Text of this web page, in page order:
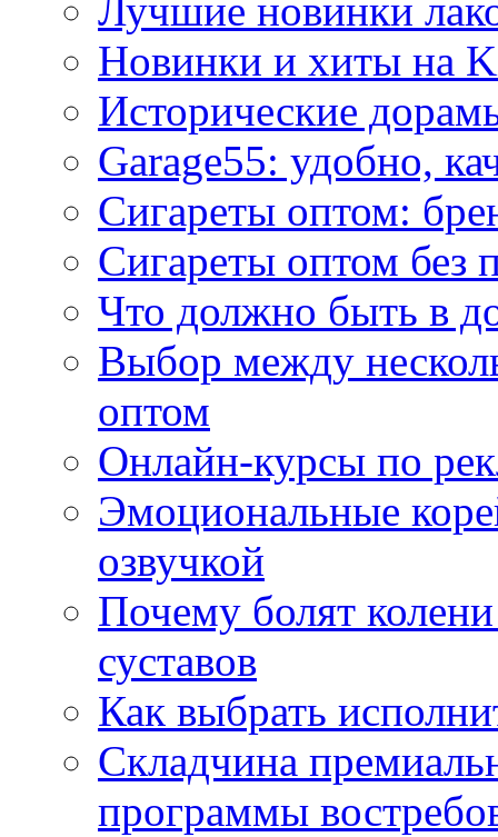
Лучшие новинки
Новинки и хиты на
Исторические
Garage55: удобно,
Сигареты оптом:
Сигареты оптом без
Что должно быть в
Выбор между
оптом
Онлайн-курсы по
Эмоциональные
озвучкой
Почему болят
суставов
Как выбрать
Складчина
программы